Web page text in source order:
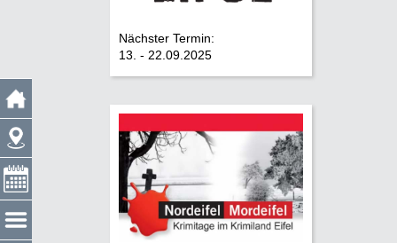
Nächster Termin:
13. - 22.09.2025